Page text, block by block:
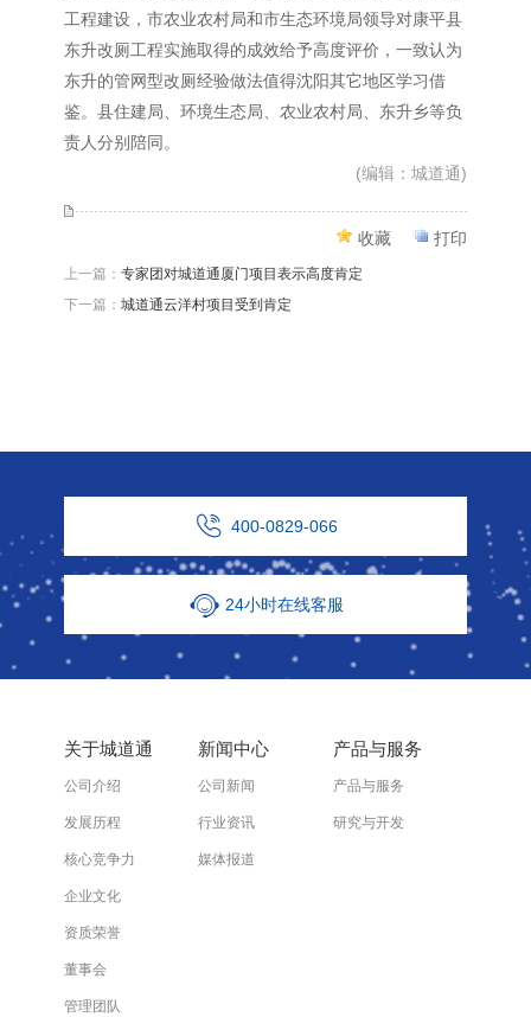
工程建设，市农业农村局和市生态环境局领导对康平县
东升改厕工程实施取得的成效给予高度评价，一致认为
东升的管网型改厕经验做法值得沈阳其它地区学习借
鉴。县住建局、环境生态局、农业农村局、东升乡等负
责人分别陪同。
(编辑：城道通)
上一篇： 专家团对城道通厦门项目表示高度肯定
下一篇： 城道通云洋村项目受到肯定
收藏 打印
400-0829-066
24小时在线客服
关于城道通
公司介绍
发展历程
核心竞争力
企业文化
资质荣誉
董事会
管理团队
新闻中心
公司新闻
行业资讯
媒体报道
产品与服务
产品与服务
研究与开发